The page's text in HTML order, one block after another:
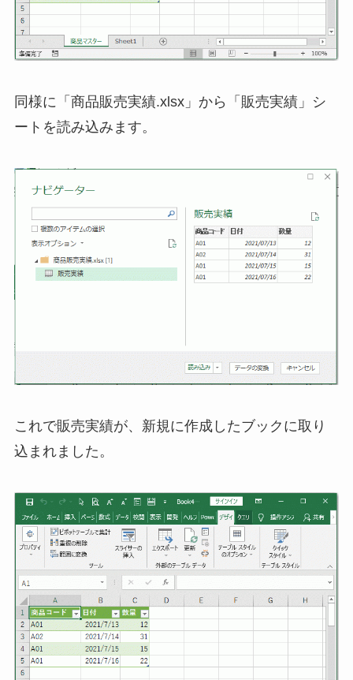
同様に「商品販売実績.xlsx」から「販売実績」シ
ートを読み込みます。
これで販売実績が、新規に作成したブックに取り
込まれました。